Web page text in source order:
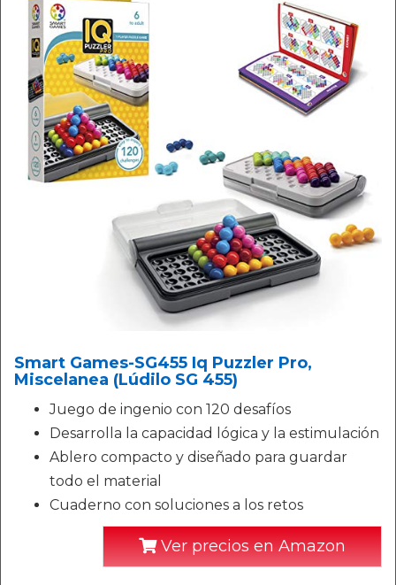
Smart Games-SG455 Iq Puzzler Pro,
Miscelanea (Lúdilo SG 455)
Juego de ingenio con 120 desafíos
Desarrolla la capacidad lógica y la estimulación
Ablero compacto y diseñado para guardar
todo el material
Cuaderno con soluciones a los retos
Ver precios en Amazon